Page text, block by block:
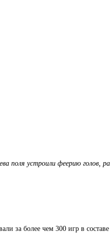
поля устроили феерию голов,
за более чем 300 игр в